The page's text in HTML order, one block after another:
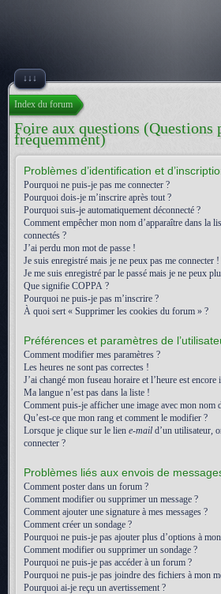
↓↓↓
Index du forum
Foire aux questions (Questions
fréquemment)
Problèmes d’identification et
Pourquoi ne puis-je pas me connecter ?
Pourquoi dois-je m’inscrire après tout ?
Pourquoi suis-je automatiquement déconnecté ?
Comment empêcher mon nom d’apparaître dans la
connectés ?
J’ai perdu mon mot de passe !
Je suis enregistré mais je ne peux pas me connecter !
Je me suis enregistré par le passé mais je ne peux
Que signifie COPPA ?
Pourquoi ne puis-je pas m’inscrire ?
À quoi sert « Supprimer les cookies du forum » ?
Préférences et paramètres de
Comment modifier mes paramètres ?
Les heures ne sont pas correctes !
J’ai changé mon fuseau horaire et l’heure est encore
Ma langue n’est pas dans la liste !
Comment puis-je afficher une image avec mon nom
Qu’est-ce que mon rang et comment le modifier ?
Lorsque je clique sur le lien e-mail d’un utilisateur,
connecter ?
Problèmes liés aux envois de
Comment poster dans un forum ?
Comment modifier ou supprimer un message ?
Comment ajouter une signature à mes messages ?
Comment créer un sondage ?
Pourquoi ne puis-je pas ajouter plus d’options à
Comment modifier ou supprimer un sondage ?
Pourquoi ne puis-je pas accéder à un forum ?
Pourquoi ne puis-je pas joindre des fichiers à mon
Pourquoi ai-je reçu un avertissement ?